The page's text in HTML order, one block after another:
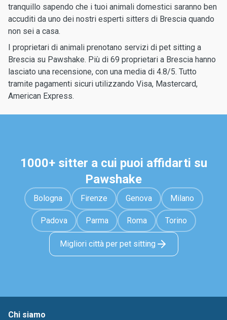
tranquillo sapendo che i tuoi animali domestici saranno ben
accuditi da uno dei nostri esperti sitters di Brescia quando
non sei a casa.
I proprietari di animali prenotano servizi di pet sitting a
Brescia su Pawshake. Più di 69 proprietari a Brescia hanno
lasciato una recensione, con una media di 4.8/5. Tutto
tramite pagamenti sicuri utilizzando Visa, Mastercard,
American Express.
1000+ sitter a cui puoi affidarti su
Pawshake
Bologna Firenze Genova Milano
Padova Parma Roma Torino
Migliori città per pet sitting
Chi siamo